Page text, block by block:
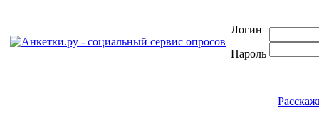
Логин
Пароль